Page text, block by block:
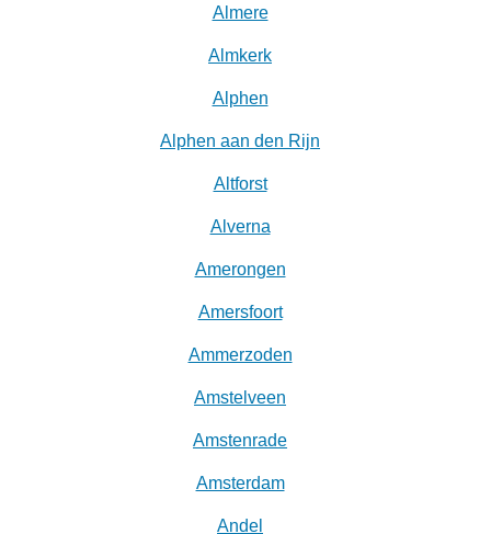
Almere
Almkerk
Alphen
Alphen aan den Rijn
Altforst
Alverna
Amerongen
Amersfoort
Ammerzoden
Amstelveen
Amstenrade
Amsterdam
Andel